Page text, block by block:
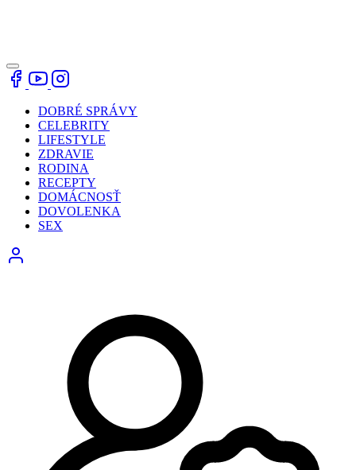
DOBRÉ SPRÁVY
CELEBRITY
LIFESTYLE
ZDRAVIE
RODINA
RECEPTY
DOMÁCNOSŤ
DOVOLENKA
SEX